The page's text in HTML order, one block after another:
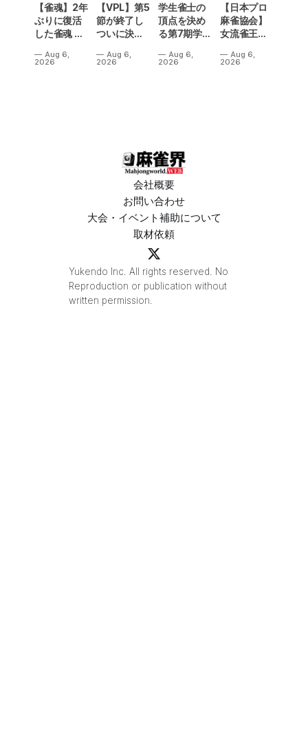
【雀魂】2年
ぶりに復活
した雀魂 企
予選出場企
Aug 6,
2026
【VPL】第5
節が終了し
ついに決勝
決定！Bリ
Aug 6,
2026
学生雀士の
頂点を決め
る第7期学生
場は3人麻雀
Aug 6,
2026
【日本プロ
麻雀協会】
女流雀王戦
節は、3トッ
Aug 6,
2026
会社概要
お問い合わせ
大会・イベント補助について
取材依頼
Yukendo Inc. All rights reserved. No
Reproduction or publication without
written permission.